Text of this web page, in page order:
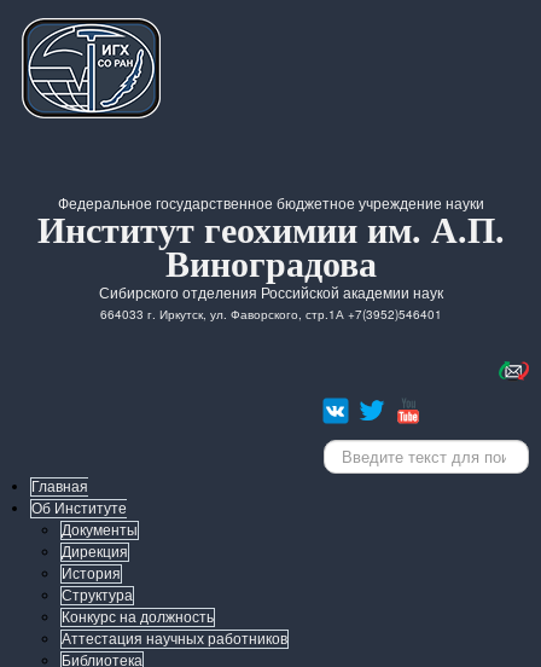
Федеральное государственное бюджетное учреждение науки
Институт геохимии им. А.П.
Виноградова
Сибирского отделения Российской академии наук
664033 г. Иркутск, ул. Фаворского, стр.1А +7(3952)546401
Искать...
Главная
Об Институте
Документы
Дирекция
История
Структура
Конкурс на должность
Аттестация научных работников
Библиотека